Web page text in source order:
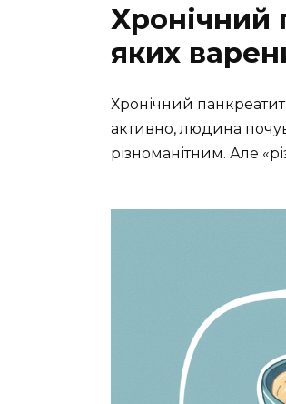
Хронічний
яких
Хронічний панкреатит
активно, людина
різноманітним. Але